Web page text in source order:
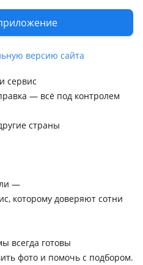
версию сайта
сервис
— всё под контролем
страны
—
которому доверяют сотни
всегда готовы
фото и помочь с подбором.